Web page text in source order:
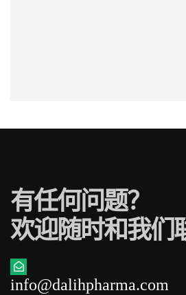
有任何问题？
欢迎随时和我们
info@dalihpharma.com